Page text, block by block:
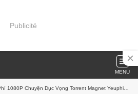
Publicité
MENU
1080P Chuyện Dục Vọng Torrent Magnet Yeuphimmoi